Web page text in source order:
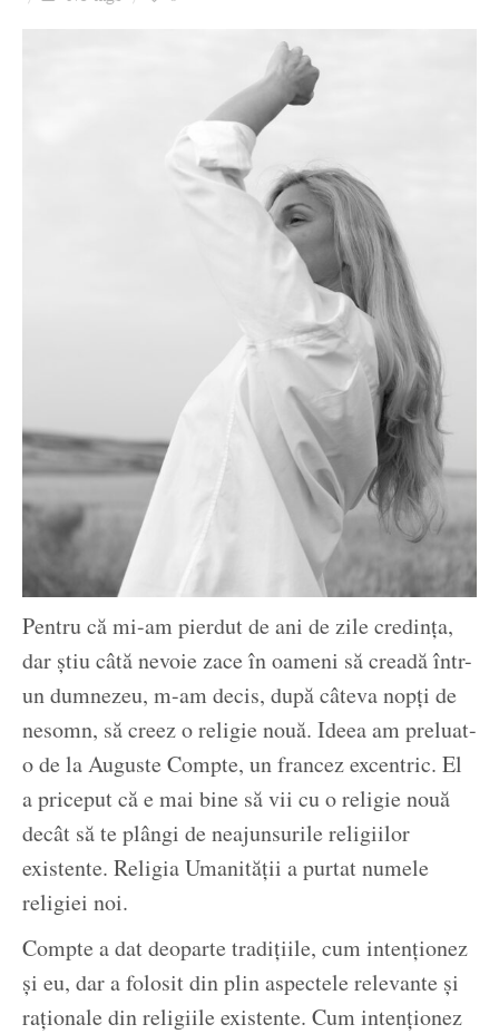
Pentru că mi-am pierdut de ani de zile credința,
dar știu câtă nevoie zace în oameni să creadă într-
un dumnezeu, m-am decis, după câteva nopți de
nesomn, să creez o religie nouă. Ideea am preluat-
o de la Auguste Compte, un francez excentric. El
a priceput că e mai bine să vii cu o religie nouă
decât să te plângi de neajunsurile religiilor
existente. Religia Umanității a purtat numele
religiei noi.
Compte a dat deoparte tradițiile, cum intenționez
și eu, dar a folosit din plin aspectele relevante și
raționale din religiile existente. Cum intenționez